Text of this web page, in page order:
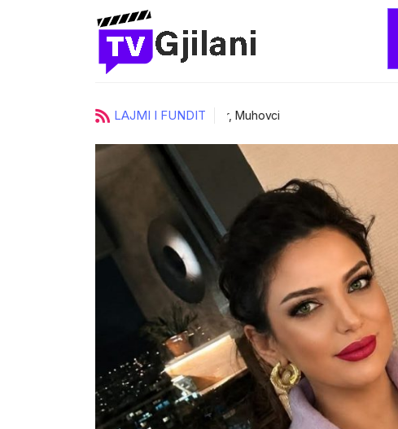
LAJMI I FUNDIT UKZ zgjedh katër prorektorët e